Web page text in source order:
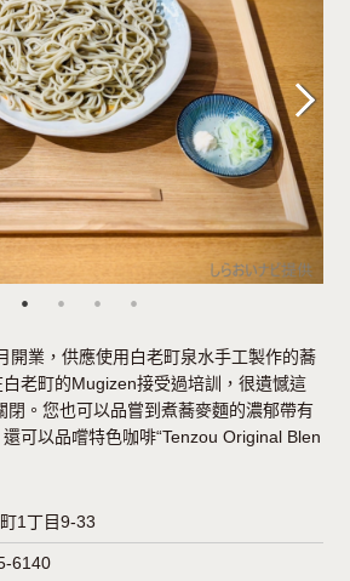
Next
開業，供應使用白老町泉水手工製作的蕎
老町的Mugizen接受過培訓，很遺憾這
閉。您也可以品嘗到煮蕎麥麵的濃郁帶有
可以品嚐特色咖啡“Tenzou Original Blen
1丁目9-33
6140